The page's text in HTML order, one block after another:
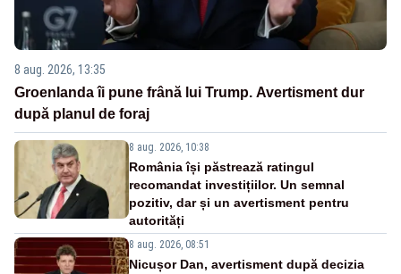
8 aug. 2026, 13:35
Groenlanda îi pune frână lui Trump. Avertisment dur
după planul de foraj
8 aug. 2026, 10:38
România își păstrează ratingul
recomandat investițiilor. Un semnal
pozitiv, dar și un avertisment pentru
autorități
8 aug. 2026, 08:51
Nicușor Dan, avertisment după decizia